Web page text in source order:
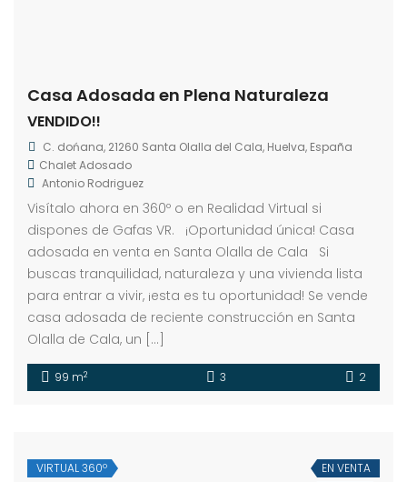
Casa Adosada en Plena Naturaleza
VENDIDO!!
C. dońana, 21260 Santa Olalla del Cala, Huelva, España
Chalet Adosado
Antonio Rodriguez
Visítalo ahora en 360º o en Realidad Virtual si
dispones de Gafas VR. ¡Oportunidad única! Casa
adosada en venta en Santa Olalla de Cala Si
buscas tranquilidad, naturaleza y una vivienda lista
para entrar a vivir, ¡esta es tu oportunidad! Se vende
casa adosada de reciente construcción en Santa
Olalla de Cala, un […]
99 m2 3 2
VIRTUAL 360º
EN VENTA